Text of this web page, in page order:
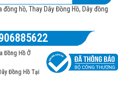
đồng hồ, Thay Dây Đồng Hồ, Dây đồng
Đồng Hồ Ở
Đồng Hồ Tại